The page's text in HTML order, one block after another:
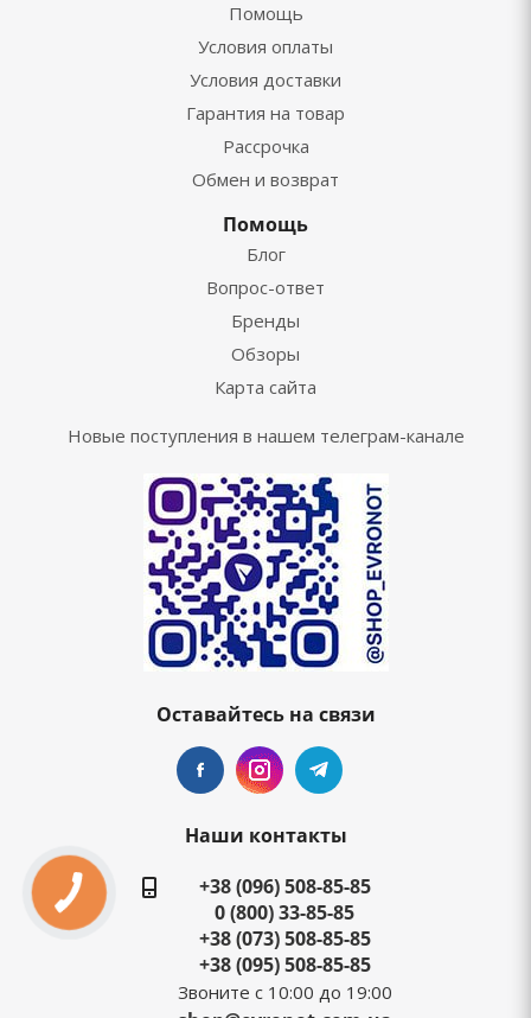
Помощь
Условия оплаты
Условия доставки
Гарантия на товар
Рассрочка
Обмен и возврат
Помощь
Блог
Вопрос-ответ
Бренды
Обзоры
Карта сайта
Новые поступления в нашем телеграм-канале
Оставайтесь на связи
Наши контакты
+38 (096) 508-85-85
0 (800) 33-85-85
+38 (073) 508-85-85
+38 (095) 508-85-85
Звоните с 10:00 до 19:00